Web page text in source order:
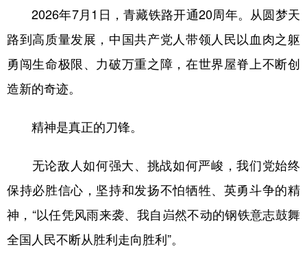
2026年7月1日，青藏铁路开通20周年。从圆梦天
路到高质量发展，中国共产党人带领人民以血肉之躯
勇闯生命极限、力破万重之障，在世界屋脊上不断创
造新的奇迹。
精神是真正的刀锋。
无论敌人如何强大、挑战如何严峻，我们党始终
保持必胜信心，坚持和发扬不怕牺牲、英勇斗争的精
神，“以任凭风雨来袭、我自岿然不动的钢铁意志鼓舞
全国人民不断从胜利走向胜利”。